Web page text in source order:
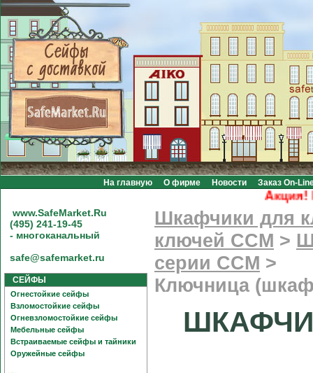
На главную О фирме Новости Заказ On-
Акция!
www.SafeMarket.Ru
(495) 241-19-45
- многоканальный
safe@safemarket.ru
СЕЙФЫ
Огнестойкие сейфы
Взломостойкие сейфы
Огневзломостойкие сейфы
Мебельные сейфы
Встраиваемые сейфы и тайники
Оружейные сейфы
Шкафчики для
ключей CCM >
серии CCM >
Ключница